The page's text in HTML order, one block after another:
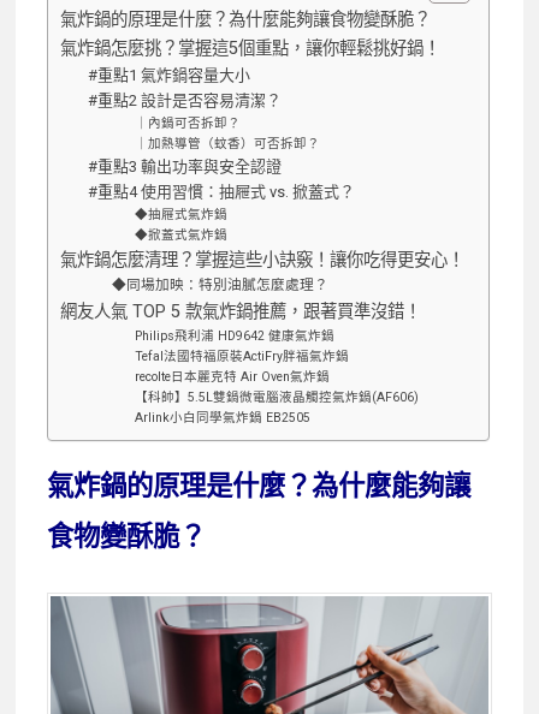
氣炸鍋的原理是什麼？為什麼能夠讓食物變酥脆？
氣炸鍋怎麼挑？掌握這5個重點，讓你輕鬆挑好鍋！
#重點1 氣炸鍋容量大小
#重點2 設計是否容易清潔？
｜內鍋可否拆卸？
｜加熱導管（蚊香）可否拆卸？
#重點3 輸出功率與安全認證
#重點4 使用習慣：抽屜式 vs. 掀蓋式？
◆抽屜式氣炸鍋
◆掀蓋式氣炸鍋
氣炸鍋怎麼清理？掌握這些小訣竅！讓你吃得更安心！
◆同場加映：特別油膩怎麼處理？
網友人氣 TOP 5 款氣炸鍋推薦，跟著買準沒錯！
Philips飛利浦 HD9642 健康氣炸鍋
Tefal法國特福原裝ActiFry胖福氣炸鍋
recolte日本麗克特 Air Oven氣炸鍋
【科帥】5.5L雙鍋微電腦液晶觸控氣炸鍋(AF606)
Arlink小白同學氣炸鍋 EB2505
氣炸鍋的原理是什麼？為什麼能夠讓
食物變酥脆？